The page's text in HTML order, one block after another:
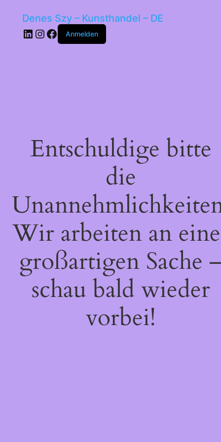
Denes Szy – Kunsthandel – DE
LinkedIn
Instagram
Facebook
Anmelden
Entschuldige bitte
die
Wir arbeiten an
großartigen Sache
schau bald wieder
vorbei!